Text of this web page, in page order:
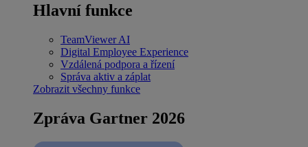
Hlavní funkce
TeamViewer AI
Digital Employee Experience
Vzdálená podpora a řízení
Správa aktiv a záplat
Zobrazit všechny funkce
Zpráva Gartner 2026